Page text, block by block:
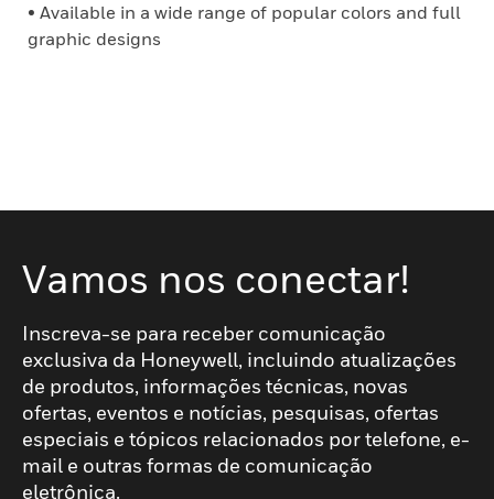
• Available in a wide range of popular colors and full
graphic designs
Vamos nos conectar!
Inscreva-se para receber comunicação
exclusiva da Honeywell, incluindo atualizações
de produtos, informações técnicas, novas
ofertas, eventos e notícias, pesquisas, ofertas
especiais e tópicos relacionados por telefone, e-
mail e outras formas de comunicação
eletrônica.